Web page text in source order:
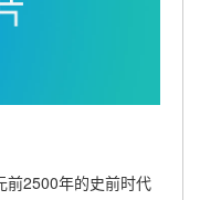
前2500年的史前时代